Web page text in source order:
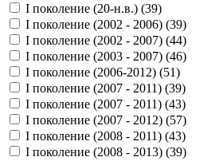
I поколение (20-н.в.) (39)
I поколение (2002 - 2006) (39)
I поколение (2002 - 2007) (44)
I поколение (2003 - 2007) (46)
I поколение (2006-2012) (51)
I поколение (2007 - 2011) (39)
I поколение (2007 - 2011) (43)
I поколение (2007 - 2012) (57)
I поколение (2008 - 2011) (43)
I поколение (2008 - 2013) (39)